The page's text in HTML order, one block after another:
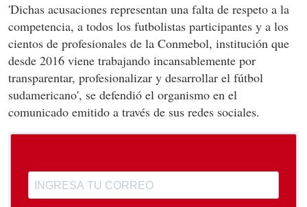
'Dichas acusaciones representan una falta de respeto a la
competencia, a todos los futbolistas participantes y a los
cientos de profesionales de la Conmebol, institución que
desde 2016 viene trabajando incansablemente por
transparentar, profesionalizar y desarrollar el fútbol
sudamericano', se defendió el organismo en el
comunicado emitido a través de sus redes sociales.